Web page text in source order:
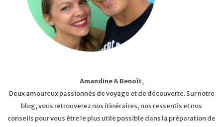
Amandine&Benoît,
Deux amoureux passionnés de voyage et de découverte. Sur notre
blog, vous retrouverez nos itinéraires, nos ressentis et nos
conseils pour vous être le plus utile possible dans la préparation de